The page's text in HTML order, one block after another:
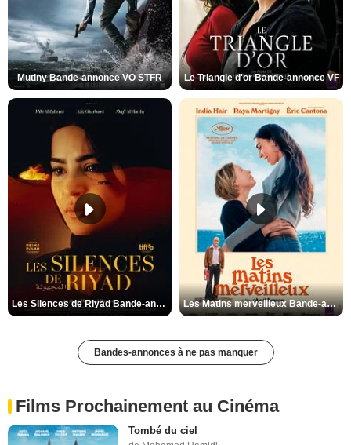
Mutiny Bande-annonce VO STFR Le Triangle d'or Bande-annonce VF
Les Silences de Riyad Bande-annonce VO STFR Les Matins merveilleux Bande-annonce VF
Bandes-annonces à ne pas manquer
Films Prochainement au Cinéma
Tombé du ciel